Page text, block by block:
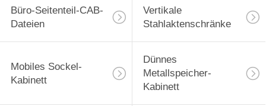
Büro-Seitenteil-CAB-
Dateien
Vertikale
Stahlaktenschränke
Mobiles Sockel-
Kabinett
Dünnes
Metallspeicher-
Kabinett